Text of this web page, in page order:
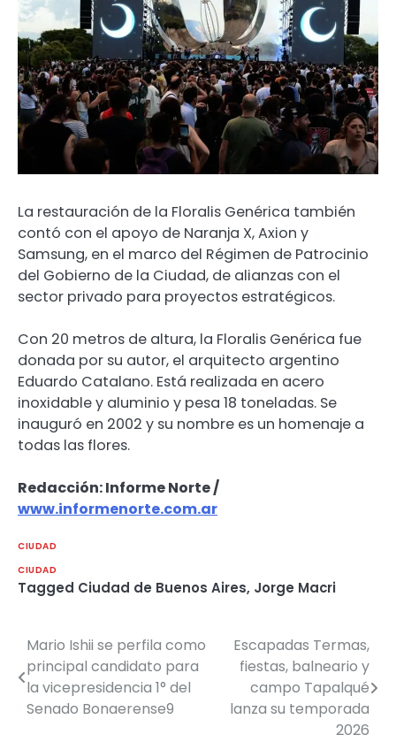
La restauración de la Floralis Genérica también
contó con el apoyo de Naranja X, Axion y
Samsung, en el marco del Régimen de Patrocinio
del Gobierno de la Ciudad, de alianzas con el
sector privado para proyectos estratégicos.
Con 20 metros de altura, la Floralis Genérica fue
donada por su autor, el arquitecto argentino
Eduardo Catalano. Está realizada en acero
inoxidable y aluminio y pesa 18 toneladas. Se
inauguró en 2002 y su nombre es un homenaje a
todas las flores.
Redacción: Informe Norte /
www.informenorte.com.ar
CIUDAD
CIUDAD
Tagged Ciudad de Buenos Aires, Jorge Macri
Navegación
de
entradas
Mario Ishii se perfila como
principal candidato para
la vicepresidencia 1° del
Senado Bonaerense9
Escapadas Termas,
fiestas, balneario y
campo Tapalqué
lanza su temporada
2026